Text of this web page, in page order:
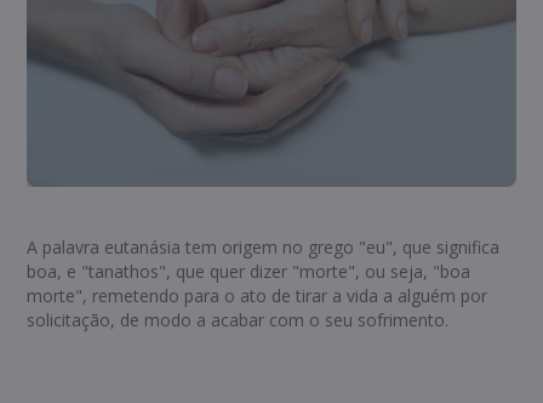
A palavra eutanásia tem origem no grego "eu", que significa
boa, e "tanathos", que quer dizer "morte", ou seja, "boa
morte", remetendo para o ato de tirar a vida a alguém por
solicitação, de modo a acabar com o seu sofrimento.